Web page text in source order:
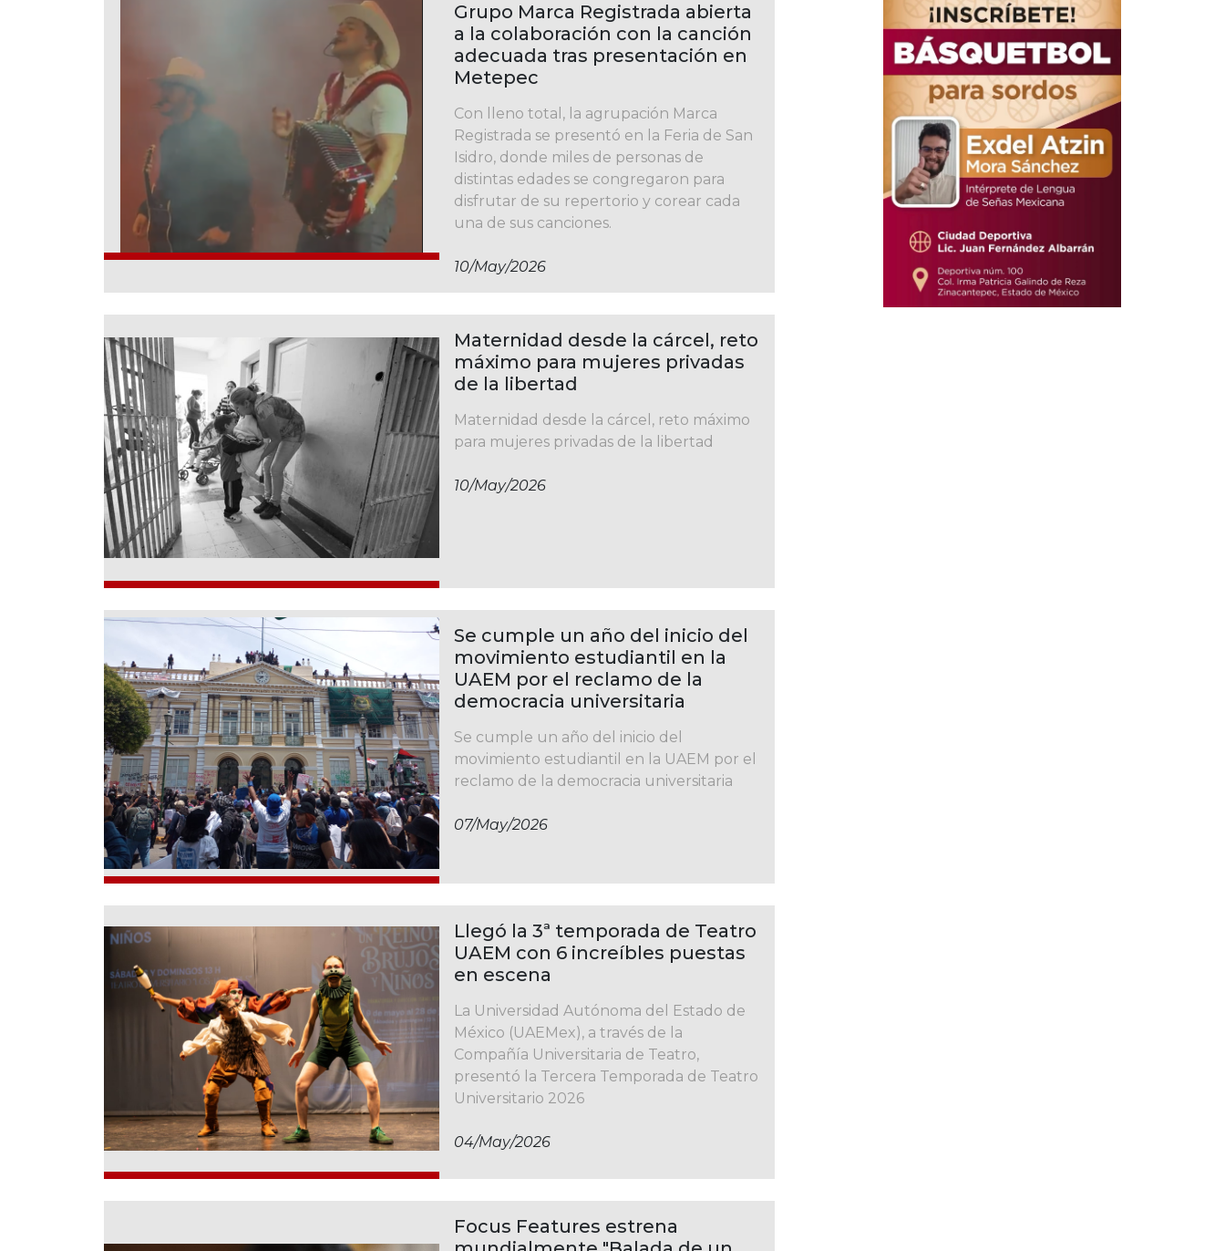
Grupo Marca Registrada abierta
a la colaboración con la canción
adecuada tras presentación en
Metepec
Con lleno total, la agrupación Marca
Registrada se presentó en la Feria de San
Isidro, donde miles de personas de
distintas edades se congregaron para
disfrutar de su repertorio y corear cada
una de sus canciones.
10/may/2026
Maternidad desde la cárcel, reto
máximo para mujeres privadas
de la libertad
Maternidad desde la cárcel, reto máximo
para mujeres privadas de la libertad
10/may/2026
Se cumple un año del inicio del
movimiento estudiantil en la
UAEM por el reclamo de la
democracia universitaria
Se cumple un año del inicio del
movimiento estudiantil en la UAEM por el
reclamo de la democracia universitaria
07/may/2026
Llegó la 3ª temporada de Teatro
UAEM con 6 increíbles puestas
en escena
La Universidad Autónoma del Estado de
México (UAEMex), a través de la
Compañía Universitaria de Teatro,
presentó la Tercera Temporada de Teatro
Universitario 2026
04/may/2026
Focus Features estrena